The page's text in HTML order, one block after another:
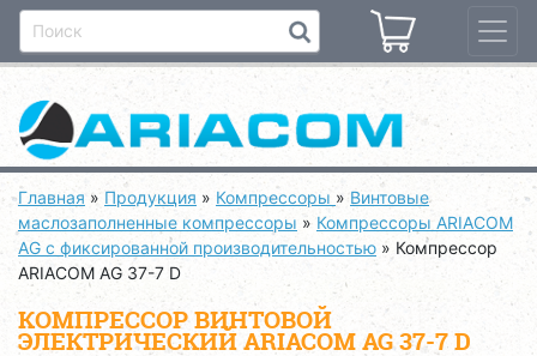
Главная » Продукция » Компрессоры » Винтовые
маслозаполненные компрессоры » Компрессоры ARIACOM
AG с фиксированной производительностью » Компрессор
ARIACOM AG 37-7 D
КОМПРЕССОР ВИНТОВОЙ
ЭЛЕКТРИЧЕСКИЙ ARIACOM AG 37-7 D